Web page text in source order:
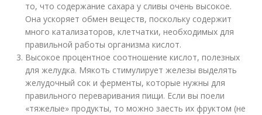
то, что содержание сахара у сливы очень высокое.
Она ускоряет обмен веществ, поскольку содержит
много катализаторов, клетчатки, необходимых для
правильной работы организма кислот.
Высокое процентное соотношение кислот, полезных
для желудка. Мякоть стимулирует железы выделять
желудочный сок и ферменты, которые нужны для
правильного переваривания пищи. Если вы поели
«тяжелые» продукты, то можно заесть их фруктом (не